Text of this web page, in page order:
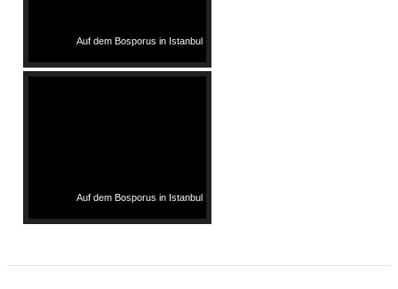
Auf dem Bosporus in Istanbul
Auf dem Bosporus in Istanbul